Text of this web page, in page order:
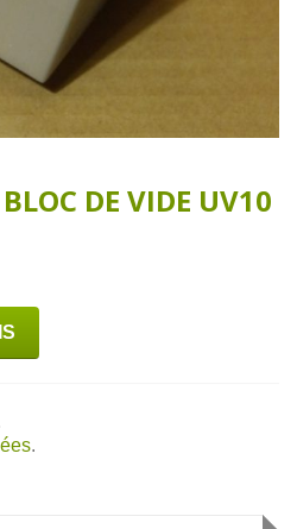
DE VIDE UV10
.